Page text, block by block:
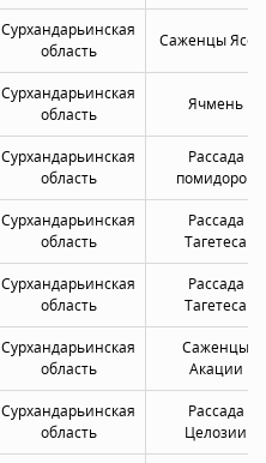
Сурхандарьинская
область
Саженцы
Сурхандарьинская
область
Ячмень
Сурхандарьинская
область
Рассада
помидоров
Сурхандарьинская
область
Рассада
Тагетеса
Сурхандарьинская
область
Рассада
Тагетеса
Сурхандарьинская
область
Саженцы
Акации
Сурхандарьинская
область
Рассада
Целозии